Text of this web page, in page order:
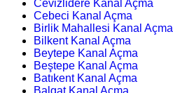
Cevizlidere Kanal Açma
Cebeci Kanal Açma
Birlik Mahallesi Kanal Açma
Bilkent Kanal Açma
Beytepe Kanal Açma
Beştepe Kanal Açma
Batıkent Kanal Açma